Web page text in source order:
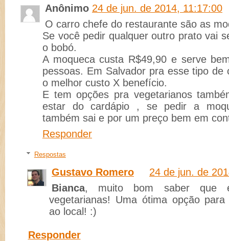
Anônimo 24 de jun. de 2014, 11:17:00
O carro chefe do restaurante são as
Se você pedir qualquer outro prato vai
o bobó.
A moqueca custa R$49,90 e serve
pessoas. Em Salvador pra esse tipo de
o melhor custo X benefício.
E tem opções pra vegetarianos
estar do cardápio , se pedir a
também sai e por um preço bem em
Responder
Respostas
Gustavo Romero
24 de jun. de
Bianca, muito bom saber que
vegetarianas! Uma ótima opção
ao local! :)
Responder